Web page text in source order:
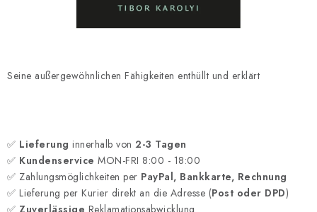
Seine außergewöhnlichen Fähigkeiten enthüllt und erklärt
✅ Lieferung innerhalb von 2-3 Tagen
✅ Kundenservice MON-FRI 8:00 - 18:00
✅ Zahlungsmöglichkeiten per PayPal, Bankkarte, Rechnung
✅ Lieferung per Kurier direkt an die Adresse (Post oder DPD)
✅ Zuverlässige Reklamationsabwicklung